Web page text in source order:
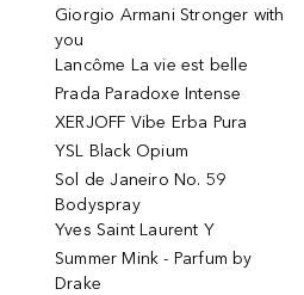
Giorgio Armani Stronger with
you
Lancôme La vie est belle
Prada Paradoxe Intense
XERJOFF Vibe Erba Pura
YSL Black Opium
Sol de Janeiro No. 59
Bodyspray
Yves Saint Laurent Y
Summer Mink - Parfum by
Drake